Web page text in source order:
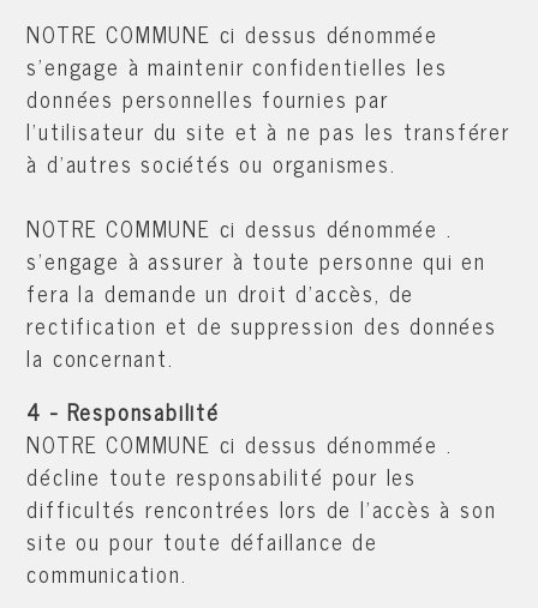
NOTRE COMMUNE ci dessus dénommée
s'engage à maintenir confidentielles les
données personnelles fournies par
l'utilisateur du site et à ne pas les transférer
à d'autres sociétés ou organismes.
NOTRE COMMUNE ci dessus dénommée .
s'engage à assurer à toute personne qui en
fera la demande un droit d'accès, de
rectification et de suppression des données
la concernant.
4 - Responsabilité
NOTRE COMMUNE ci dessus dénommée .
décline toute responsabilité pour les
difficultés rencontrées lors de l'accès à son
site ou pour toute défaillance de
communication.